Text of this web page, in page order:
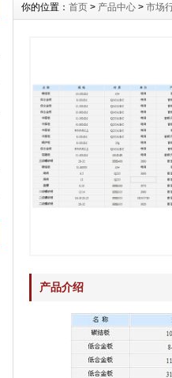
你的位置： 首页 > 产品中心 > 市场
产品介绍